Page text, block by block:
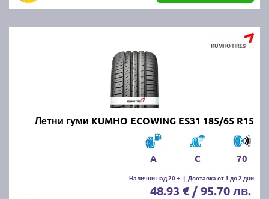
Летни гуми KUMHO ECOWING ES31 185/65 R15
A C 70
Налични над 20 + | Доставка от 1 до 2 дни
48.93 € / 95.70 лв.